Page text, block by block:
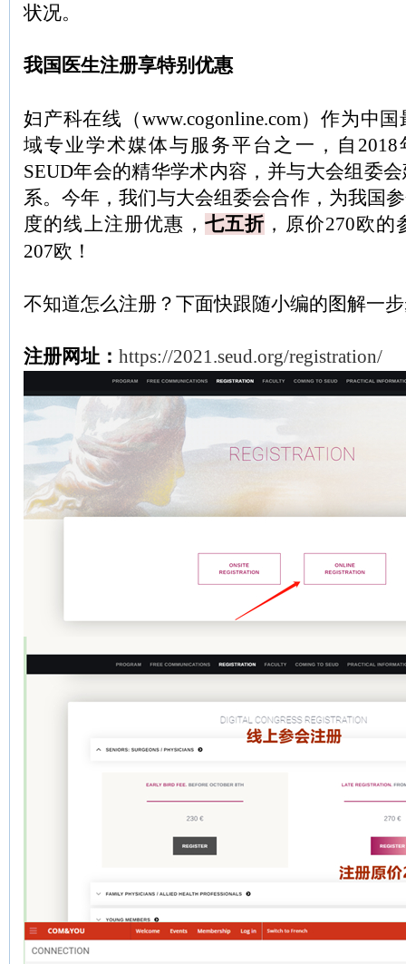
状况。
我国医生注册享特别优惠
妇产科在线（www.cogonline.com）作为中
域专业学术媒体与服务平台之一，自
SEUD年会的精华学术内容，并与大会组委
系。今年，我们与大会组委会合作，为我国
度的线上注册优惠， 七五折 ，原价270欧
207欧！
不知道怎么注册？下面快跟随小编的图解一
注册网址： https://2021.seud.org/registration/